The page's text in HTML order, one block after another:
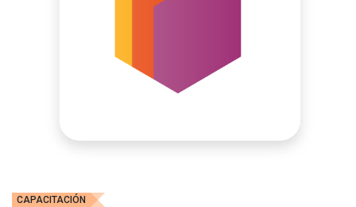
CAPACITACIÓN